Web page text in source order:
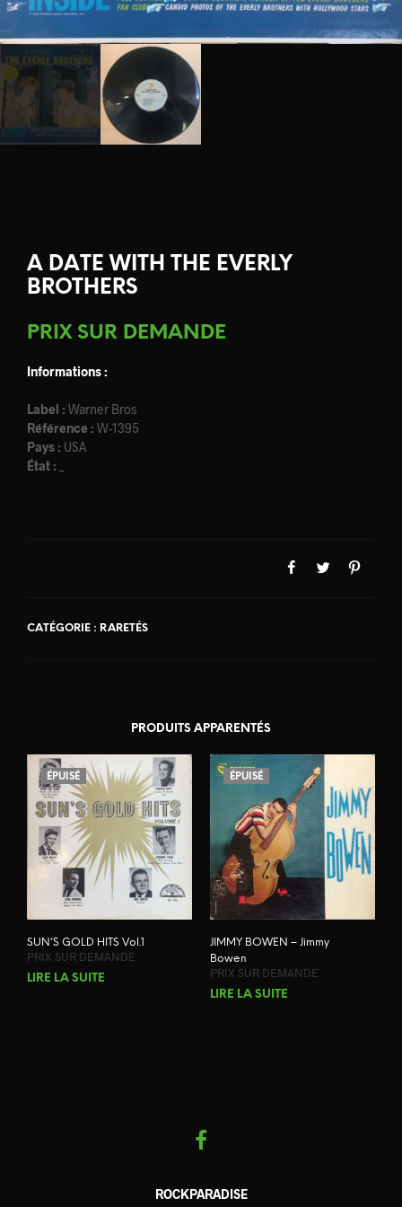
A DATE WITH THE EVERLY
BROTHERS
PRIX SUR DEMANDE
Informations :
Label : Warner Bros
Référence : W-1395
Pays : USA
État :
CATÉGORIE : RARETÉS
PRODUITS APPARENTÉS
ÉPUISÉ
SUN’S GOLD HITS Vol.1
PRIX SUR DEMANDE
LIRE LA SUITE
ÉPUISÉ
JIMMY BOWEN – Jimmy
Bowen
PRIX SUR DEMANDE
LIRE LA SUITE
ROCKPARADISE